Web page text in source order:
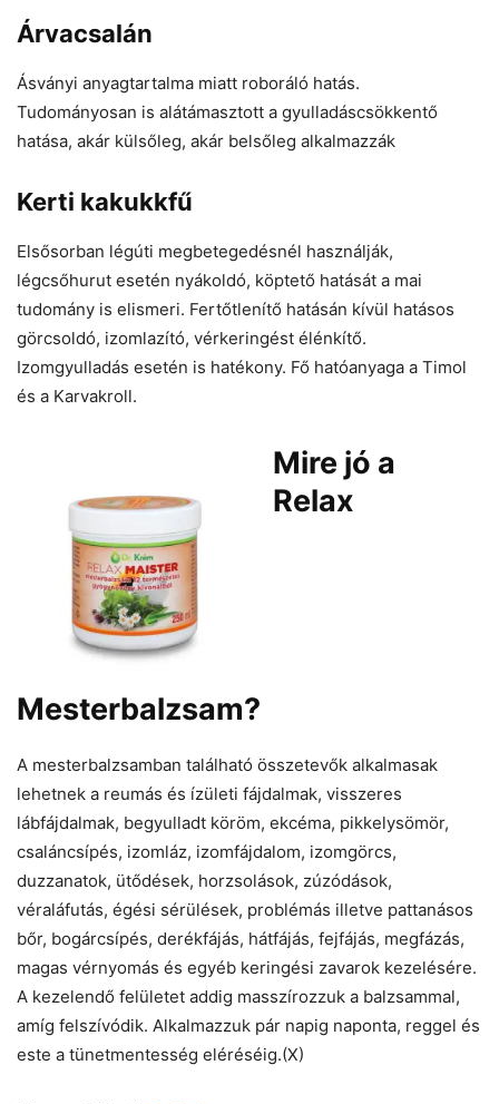
Árvacsalán
Ásványi anyagtartalma miatt roboráló hatás.
Tudományosan is alátámasztott a gyulladáscsökkentő
hatása, akár külsőleg, akár belsőleg alkalmazzák
Kerti kakukkfű
Elsősorban légúti megbetegedésnél használják,
légcsőhurut esetén nyákoldó, köptető hatását a mai
tudomány is elismeri. Fertőtlenítő hatásán kívül hatásos
görcsoldó, izomlazító, vérkeringést élénkítő.
Izomgyulladás esetén is hatékony. Fő hatóanyaga a Timol
és a Karvakroll.
Mire jó a
Relax
Mesterbalzsam?
A mesterbalzsamban található összetevők alkalmasak
lehetnek a reumás és ízületi fájdalmak, visszeres
lábfájdalmak, begyulladt köröm, ekcéma, pikkelysömör,
csaláncsípés, izomláz, izomfájdalom, izomgörcs,
duzzanatok, ütődések, horzsolások, zúzódások,
véraláfutás, égési sérülések, problémás illetve pattanásos
bőr, bogárcsípés, derékfájás, hátfájás, fejfájás, megfázás,
magas vérnyomás és egyéb keringési zavarok kezelésére.
A kezelendő felületet addig masszírozzuk a balzsammal,
amíg felszívódik. Alkalmazzuk pár napig naponta, reggel és
este a tünetmentesség eléréséig.(X)